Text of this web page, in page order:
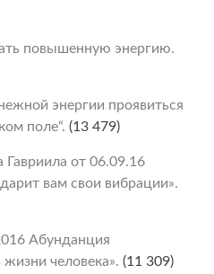
повышенную энергию.
энергии проявиться
поле“. (13 479)
Гавриила от 06.09.16
вам свои вибрации».
Абунданция
человека». (11 309)